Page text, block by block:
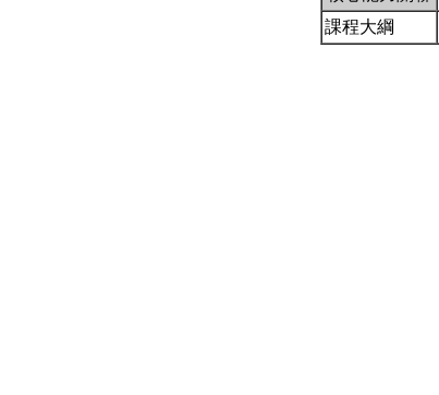
課程大綱